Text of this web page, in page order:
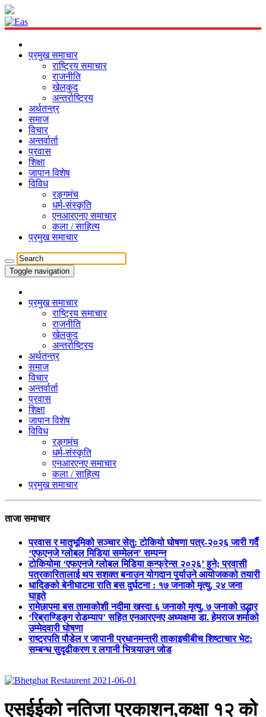
प्रमुख समाचार
राष्ट्रिय समाचार
राजनीति
खेलकुद
अन्तर्राष्ट्रिय
अर्थतन्त्र
समाज
विचार
अन्तर्वार्ता
प्रवास
शिक्षा
जापान विशेष
विविध
रङ्गमंच
धर्म-संस्कृति
एनआरएनए समाचार
कला / साहित्य
प्रमुख समाचार
Toggle navigation
प्रमुख समाचार
राष्ट्रिय समाचार
राजनीति
खेलकुद
अन्तर्राष्ट्रिय
अर्थतन्त्र
समाज
विचार
अन्तर्वार्ता
प्रवास
शिक्षा
जापान विशेष
विविध
रङ्गमंच
धर्म-संस्कृति
एनआरएनए समाचार
कला / साहित्य
प्रमुख समाचार
ताजा समाचार
प्रवास र मातृभूमिको सञ्चार सेतु: टोकियो घोषणा पत्र-२०२६ जारी गर्दै
‘एफएनजे ग्लोबल मिडिया सम्मेलन’ सम्पन्न
टोकियोमा ‘एफएनजे ग्लोबल मिडिया कन्फ्रेन्स २०२६’ हुने; प्रवासी
पत्रकारितालाई थप सशक्त बनाउन योगदान पुर्याउने आयोजकको तयारी
धादिङको बेनीघाटमा राति बस दुर्घटना : १७ जनाको मृत्यु, २४ जना
घाइते
रामेछापमा बस तामाकोशी नदीमा खस्दा ६ जनाको मृत्यु, ७ जनाको उद्धार
‘रिब्राण्डिङ्ग रोडम्याप’ सहित एनआरएनए अध्यक्षमा डा. हेमराज शर्माको
उम्मेदवारी घोषणा
राष्ट्रपति पौडेल र जापानी प्रधानमन्त्री ताकाइचीबीच शिष्टाचार भेट:
सम्बन्ध सुदृढीकरण र लगानी भित्र्याउन जोड
एसईईको नतिजा प्रकाशन,कक्षा १२ को